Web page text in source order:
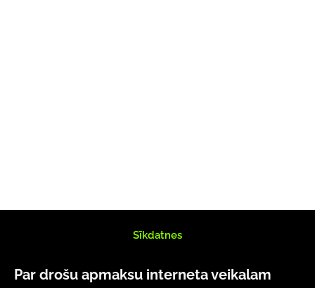
Sīkdatnes
Par drošu apmaksu interneta veikalam